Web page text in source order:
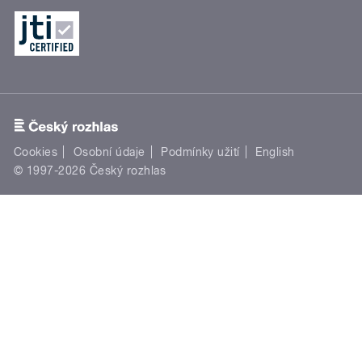
Cookies Osobní údaje Podmínky užití
English
© 1997-2026 Český rozhlas